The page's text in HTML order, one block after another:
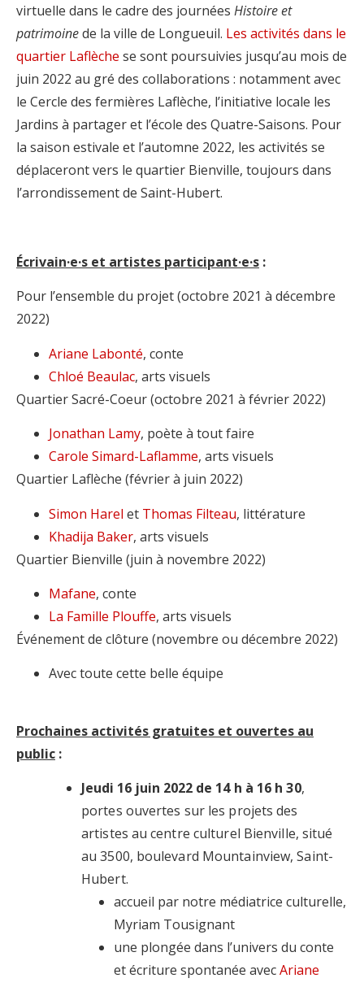
virtuelle dans le cadre des journées Histoire et
patrimoinede la ville de Longueuil. Les activités dans le
quartier Laflèche se sont poursuivies jusqu’au mois de
juin 2022 au gré des collaborations : notamment avec
le Cercle des fermières Laflèche, l’initiative locale les
Jardins à partager et l’école des Quatre-Saisons. Pour
la saison estivale et l’automne 2022, les activités se
déplaceront vers le quartier Bienville, toujours dans
l’arrondissement de Saint-Hubert.
Écrivain·e·s et artistes participant·e·s :
Pour l’ensemble du projet (octobre 2021 à décembre
2022)
Ariane Labonté, conte
Chloé Beaulac, arts visuels
Quartier Sacré-Coeur (octobre 2021 à février 2022)
Jonathan Lamy, poète à tout faire
Carole Simard-Laflamme, arts visuels
Quartier Laflèche (février à juin 2022)
Simon Harel et Thomas Filteau, littérature
Khadija Baker, arts visuels
Quartier Bienville (juin à novembre 2022)
Mafane, conte
La Famille Plouffe, arts visuels
Événement de clôture (novembre ou décembre 2022)
Avec toute cette belle équipe
Prochaines activités gratuites et ouvertes au
public :
Jeudi 16 juin 2022 de 14 h à 16 h 30,
portes ouvertes sur les projets des
artistes au centre culturel Bienville, situé
au 3500, boulevard Mountainview, Saint-
Hubert.
accueil par notre médiatrice culturelle,
Myriam Tousignant
une plongée dans l’univers du conte
et écriture spontanée avecAriane